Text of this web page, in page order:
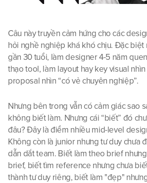
Câu này truyền cảm hứng cho các
hỏi nghề nghiệp khá khó chịu. Đặc biệt
gần 30 tuổi, làm designer 4-5 năm
thạo tool, làm layout hay key visual
proposal nhìn “có vẻ chuyên nghiệp”.
Nhưng bên trong vẫn có cảm giác sao
không biết làm. Nhưng cái “biết” đó
đâu? Đây là điểm nhiều mid-level
Không còn là junior nhưng tư duy chưa
dẫn dắt team. Biết làm theo brief
brief, biết tìm reference nhưng chưa
thành tư duy riêng, biết làm "đẹp"